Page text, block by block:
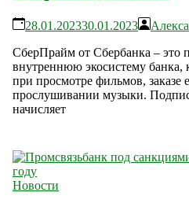
28.01.202330.01.2023
СберПрайм от Сбербанка – это
внутреннюю экосистему банка,
при просмотре фильмов, заказе
прослушивании музыки.
начисляет
Новости